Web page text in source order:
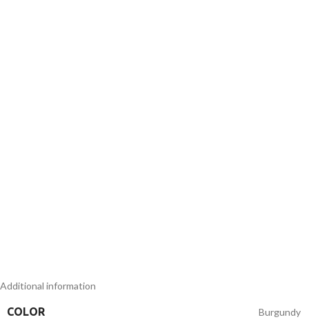
Additional information
COLOR Burgundy